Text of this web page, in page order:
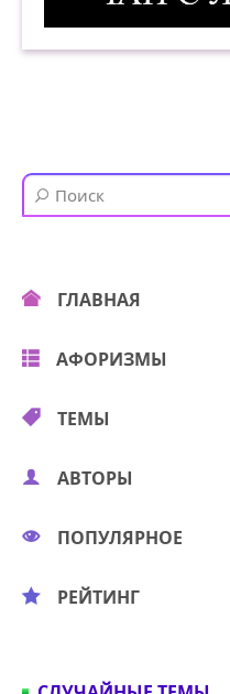
ГЛАВНАЯ
АФОРИЗМЫ
ТЕМЫ
АВТОРЫ
ПОПУЛЯРНОЕ
РЕЙТИНГ